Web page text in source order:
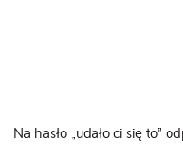
Na hasło „udało ci się to”